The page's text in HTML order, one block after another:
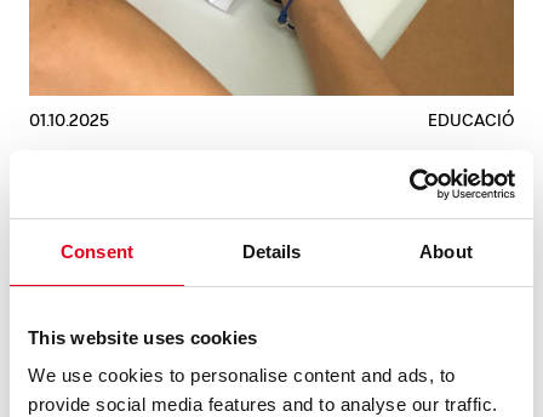
Consent Details About
This website uses cookies
We use cookies to personalise content and ads, to
provide social media features and to analyse our traffic.
01.10.2025 EDUCACIÓ
OFERTA DE FEINA: COORDINADOR/A
DEL PROJECTE PLA DE BARRIS A LA
Brossa, amb 3 centres educatius del Casc Antic.
Funcions principa ......